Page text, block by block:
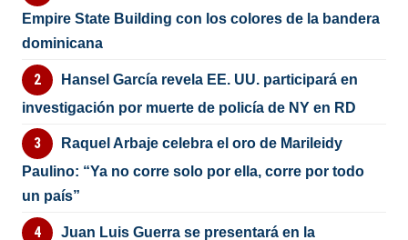
Empire State Building con los colores de la bandera
dominicana
Hansel García revela EE. UU. participará en
investigación por muerte de policía de NY en RD
Raquel Arbaje celebra el oro de Marileidy
Paulino: “Ya no corre solo por ella, corre por todo
un país”
Juan Luis Guerra se presentará en la